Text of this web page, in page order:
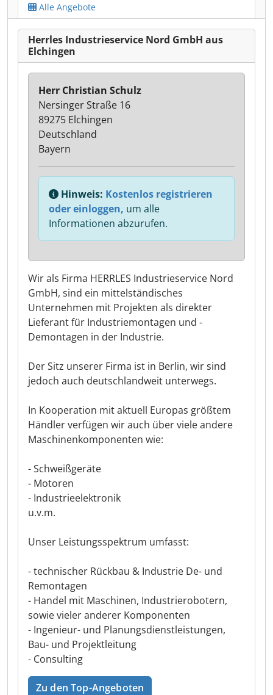
Alle Angebote
Herrles Industrieservice Nord GmbH aus
Elchingen
Wir als Firma HERRLES Industrieservice Nord
GmbH, sind ein mittelständisches
Unternehmen mit Projekten als direkter
Lieferant für Industriemontagen und -
Demontagen in der Industrie.
Der Sitz unserer Firma ist in Berlin, wir sind
jedoch auch deutschlandweit unterwegs.
In Kooperation mit aktuell Europas größtem
Händler verfügen wir auch über viele andere
Maschinenkomponenten wie:
- Schweißgeräte
- Motoren
- Industrieelektronik
u.v.m.
Unser Leistungsspektrum umfasst:
- technischer Rückbau & Industrie De- und
Remontagen
- Handel mit Maschinen, Industrierobotern,
sowie vieler anderer Komponenten
- Ingenieur- und Planungsdienstleistungen,
Bau- und Projektleitung
- Consulting
Zu den Top-Angeboten
Herr Christian Schulz
Nersinger Straße 16
89275 Elchingen
Deutschland
Bayern
Hinweis: Kostenlos registrieren
oder einloggen, um alle
Informationen abzurufen.